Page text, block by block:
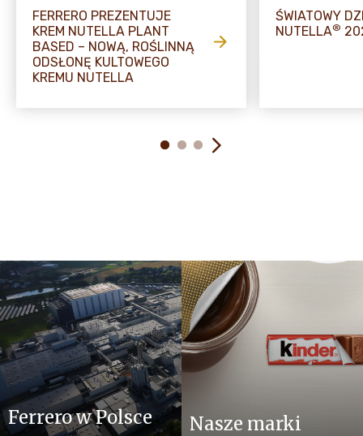
FERRERO PREZENTUJE
KREM NUTELLA PLANT
BASED – NOWĄ, ROŚLINNĄ
ODSŁONĘ KULTOWEGO
KREMU NUTELLA
ŚWIATOWY
NUTELLA®
Ferrero w Polsce Nasze marki